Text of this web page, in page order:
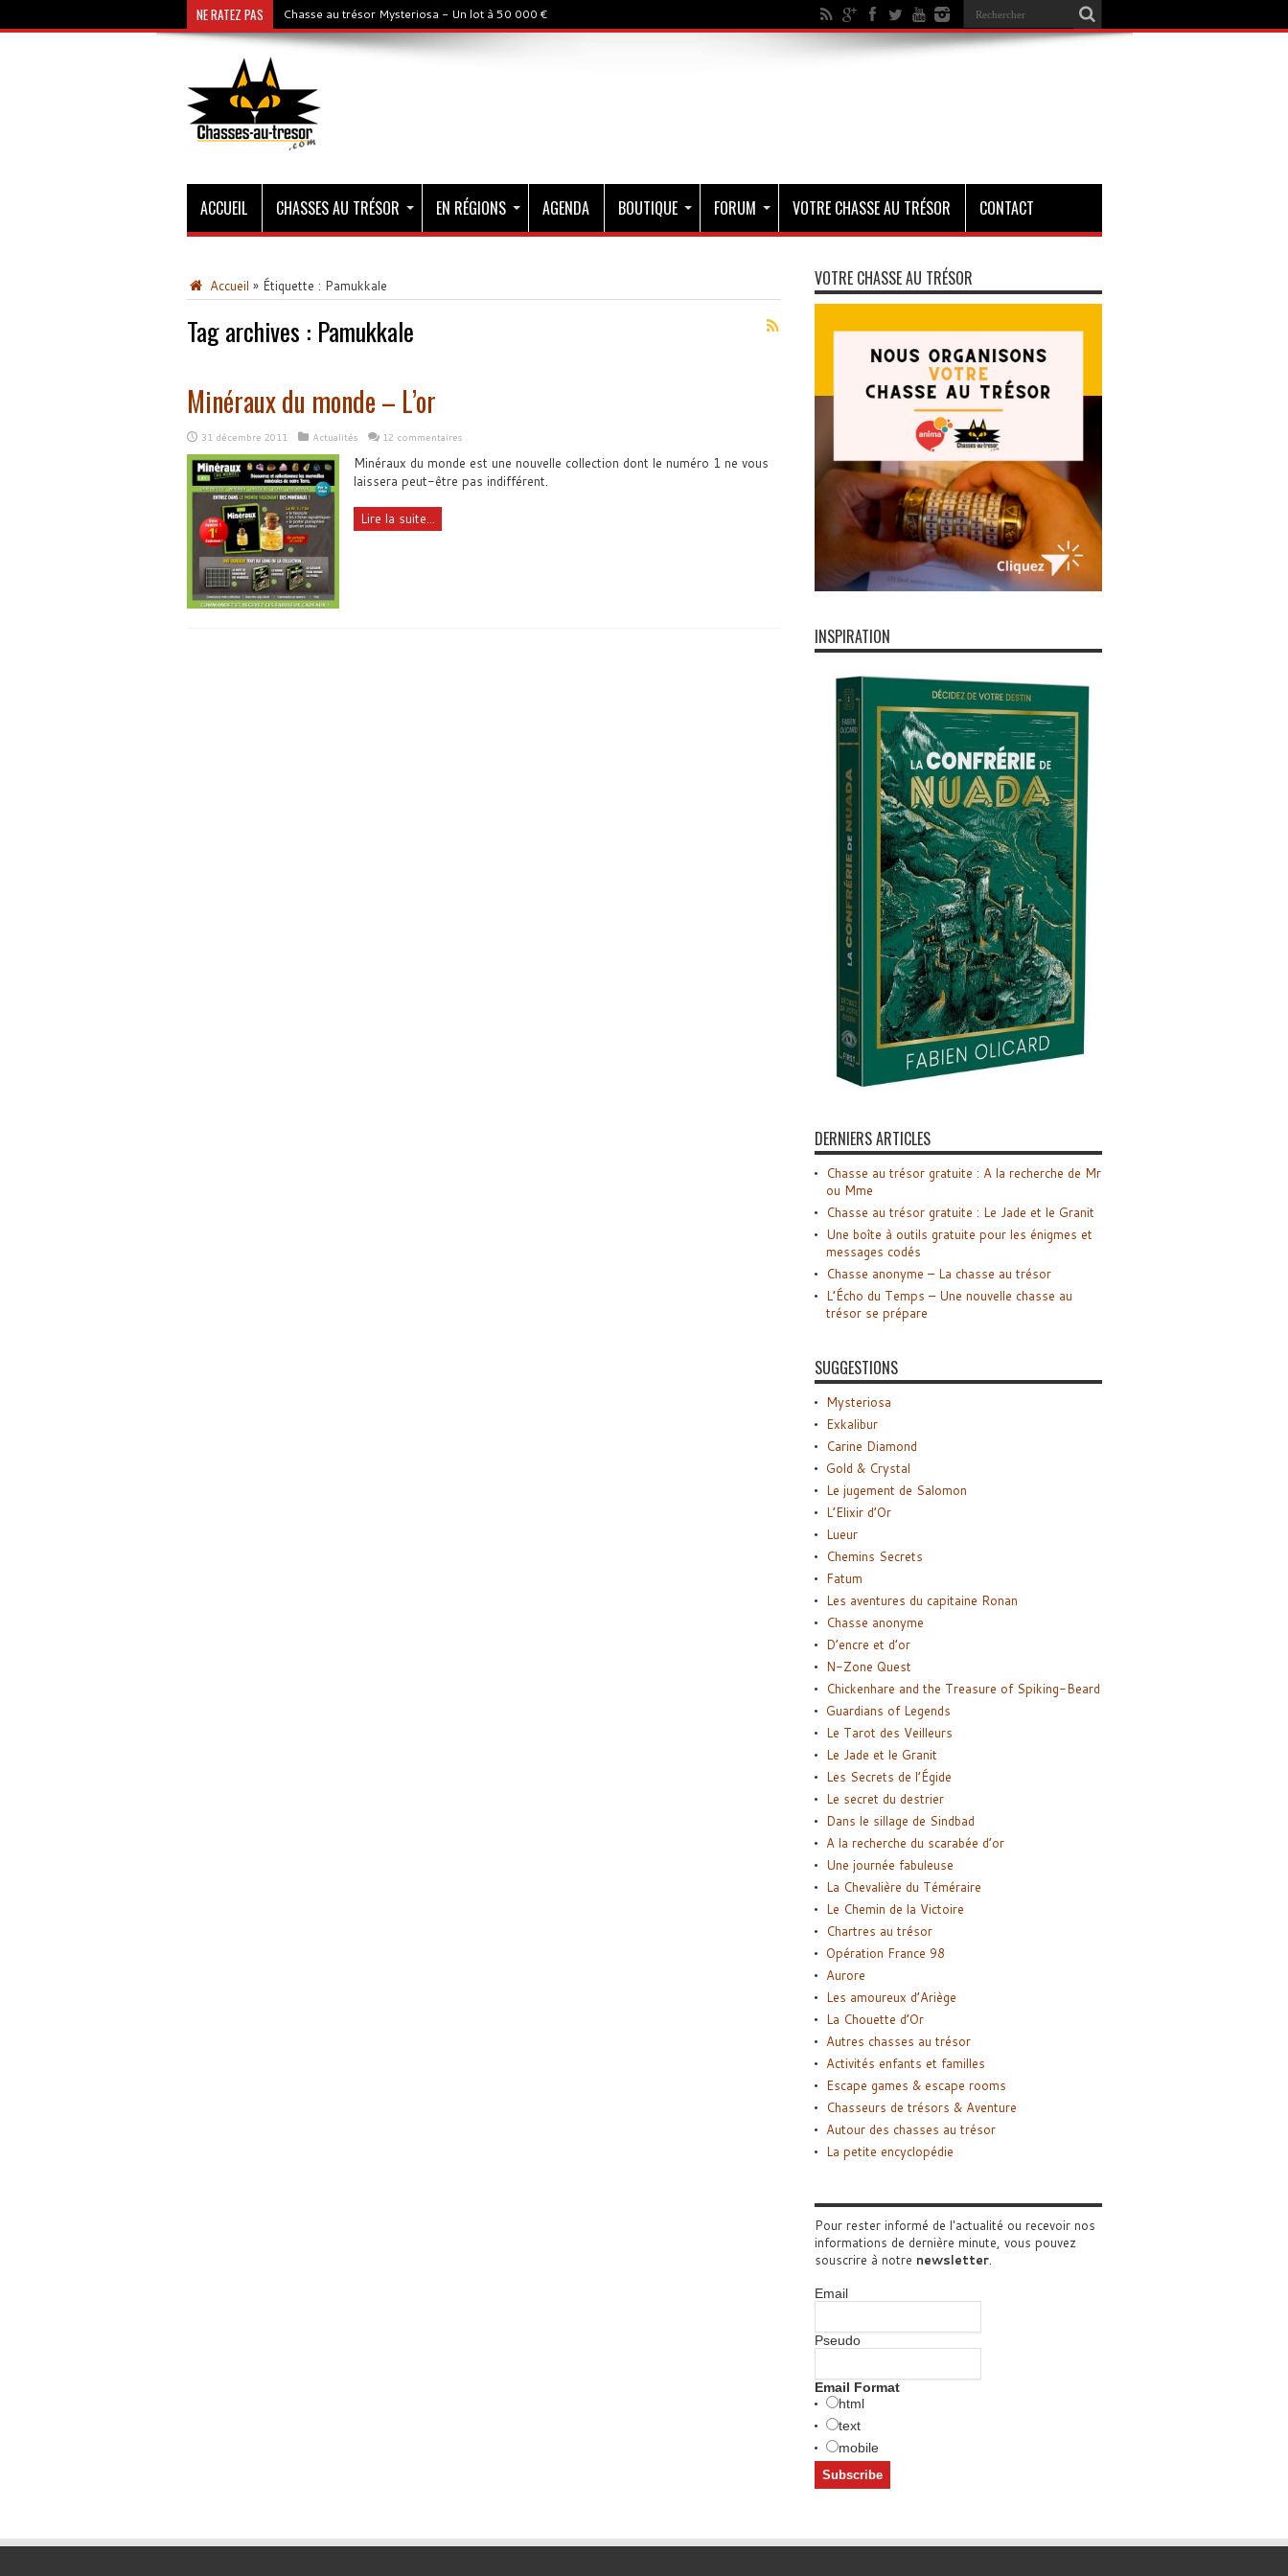
NE RATEZ PAS Chasse au trésor Mysteriosa - Un lot à 50 000 €
ACCUEIL CHASSES AU TRÉSOR EN RÉGIONS AGENDA BOUTIQUE FORUM VOTRE CHASSE AU TRÉSOR CONTACT
Accueil » Étiquette : Pamukkale
Tag archives : Pamukkale
Minéraux du monde – L’or
31 décembre 2011 Actualités 12 commentaires
Minéraux du monde est une nouvelle collection dont le numéro 1 ne vous
laissera peut-être pas indifférent.
Lire la suite...
VOTRE CHASSE AU TRÉSOR
INSPIRATION
DERNIERS ARTICLES
Chasse au trésor gratuite : A la recherche de Mr
ou Mme
Chasse au trésor gratuite : Le Jade et le Granit
Une boîte à outils gratuite pour les énigmes et
messages codés
Chasse anonyme – La chasse au trésor
L’Écho du Temps – Une nouvelle chasse au
trésor se prépare
SUGGESTIONS
Mysteriosa
Exkalibur
Carine Diamond
Gold & Crystal
Le jugement de Salomon
L’Elixir d’Or
Lueur
Chemins Secrets
Fatum
Les aventures du capitaine Ronan
Chasse anonyme
D’encre et d’or
N-Zone Quest
Chickenhare and the Treasure of Spiking-Beard
Guardians of Legends
Le Tarot des Veilleurs
Le Jade et le Granit
Les Secrets de l’Égide
Le secret du destrier
Dans le sillage de Sindbad
A la recherche du scarabée d’or
Une journée fabuleuse
La Chevalière du Téméraire
Le Chemin de la Victoire
Chartres au trésor
Opération France 98
Aurore
Les amoureux d’Ariège
La Chouette d’Or
Autres chasses au trésor
Activités enfants et familles
Escape games & escape rooms
Chasseurs de trésors & Aventure
Autour des chasses au trésor
La petite encyclopédie
Pour rester informé de l'actualité ou recevoir nos
informations de dernière minute, vous pouvez
souscrire à notre newsletter.
Email
Pseudo
Email Format
html
text
mobile